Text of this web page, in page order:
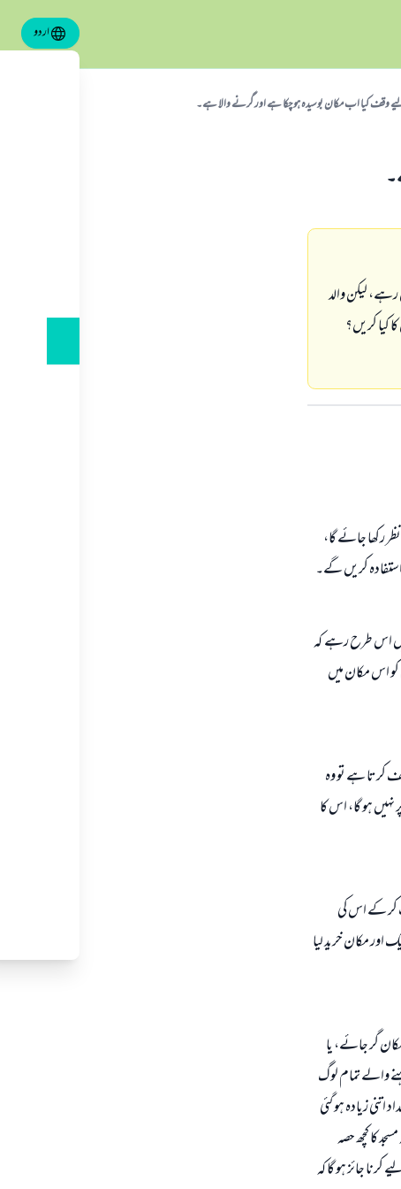
اردو
وقف کیا اب مکان بوسیدہ ہو چکا ہے اور گرنے والا ہے۔
لیکن والد
کیا کریں؟
رکھا جائے گا،
کریں گے۔
اس طرح رہے کہ
اس مکان میں
کرتا ہے تو وہ
ہو گا، اس کا
کر کے اس کی
مکان خرید لیا
گر جائے، یا
والے تمام لوگ
زیادہ ہو گئی
کا کچھ حصہ
جائز ہو گا کہ